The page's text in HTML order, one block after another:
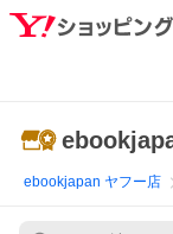
ebookjapan ヤフー店